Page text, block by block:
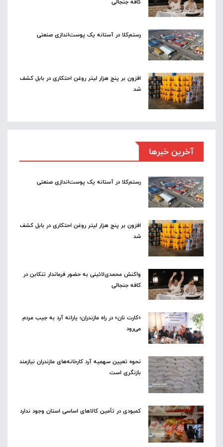
کافه جنجالی
رستم‌کلا در آستانه یک پوست‌اندازی صنعتی
افزون بر پنج هزار لیتر روغن احتکاری در بابل کشف
شد
آخرین خبرها
رستم‌کلا در آستانه یک پوست‌اندازی صنعتی
افزون بر پنج هزار لیتر روغن احتکاری در بابل کشف
شد
واکنش محمدی‌لائینی به حضور فرماندار تنکابن در
کافه جنجالی
«کارت نان» در راه مازندران؛ یارانه آرد به جیب مردم
می‌رود
نحوه تعیین سهمیه آرد کارخانه‌های مازندران نیازمند
بازنگری است
کمبودی در تأمین کالاهای اساسی استان وجود ندارد